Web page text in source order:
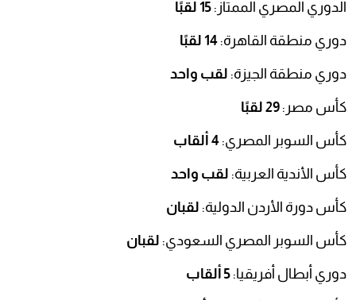
الدوري المصري الممتاز: 15 لقبًا
دوري منطقة القاهرة: 14 لقبًا
دوري منطقة الجيزة: لقب واحد
كأس مصر: 29 لقبًا
كأس السوبر المصري: 4 ألقاب
كأس الأندية العربية: لقب واحد
كأس دورة الأردن الدولية: لقبان
كأس السوبر المصري السعودي: لقبان
دوري أبطال أفريقيا: 5 ألقاب